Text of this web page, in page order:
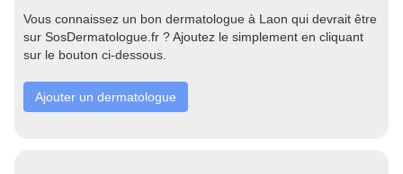
Vous connaissez un bon dermatologue à Laon qui devrait être
sur SosDermatologue.fr ? Ajoutez le simplement en cliquant
sur le bouton ci-dessous.
Ajouter un dermatologue